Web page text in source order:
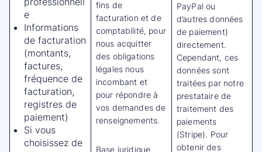
e
Informations
de facturation
(montants,
factures,
fréquence de
facturation,
registres de
paiement)
Si vous
choisissez de
fins de
facturation et de
comptabilité, pour
nous acquitter
des obligations
légales nous
incombant et
pour répondre à
vos demandes de
renseignements.
Base juridique
PayPal ou
d’autres données
de paiement)
directement.
Cependant, ces
données sont
traitées par notre
prestataire de
traitement des
paiements
(Stripe). Pour
obtenir des